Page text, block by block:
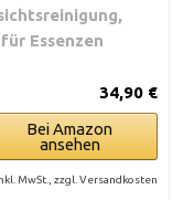
Essenzen
34,90 €
Bei Amazon
ansehen
MwSt., zzgl. Versandkosten